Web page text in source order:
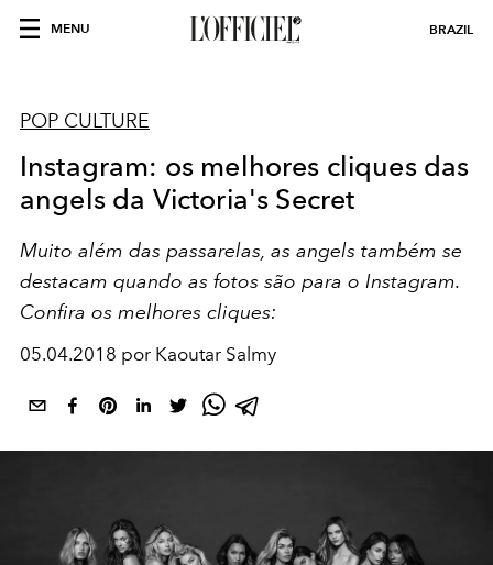
MENU BRAZIL
POP CULTURE
Instagram: os melhores cliques das
angels da Victoria's Secret
Muito além das passarelas, as angels também se
destacam quando as fotos são para o Instagram.
Confira os melhores cliques:
05.04.2018 por Kaoutar Salmy